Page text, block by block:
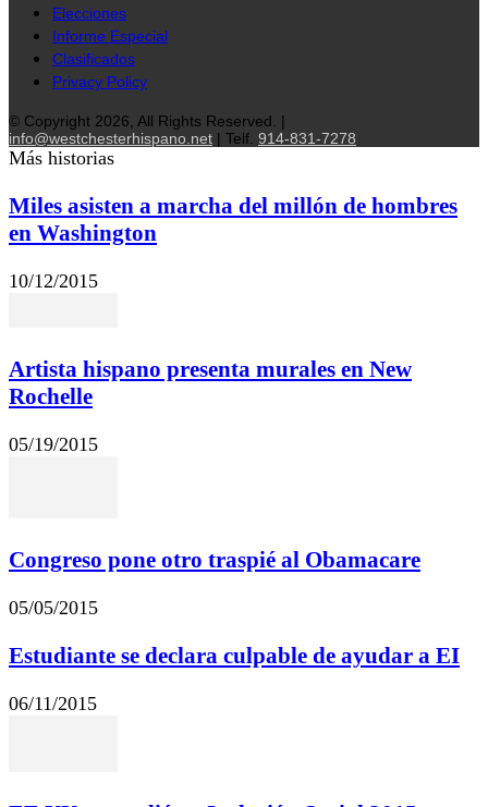
Elecciones
Informe Especial
Clasificados
Privacy Policy
© Copyright 2026, All Rights Reserved. |
info@westchesterhispano.net | Telf. 914-831-7278
Más historias
Miles asisten a marcha del millón de hombres
en Washington
10/12/2015
Artista hispano presenta murales en New
Rochelle
05/19/2015
Congreso pone otro traspié al Obamacare
05/05/2015
Estudiante se declara culpable de ayudar a EI
06/11/2015